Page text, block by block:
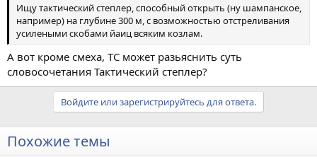
Ищу тактический степлер, способный открыть (ну шампанское,
например) на глубине 300 м, с возможностью отстреливания
усилеными скобами йаиц всяким козлам.
А вот кроме смеха, ТС может разьяснить суть
словосочетания Тактический степлер?
Войдите или зарегистрируйтесь для ответа.
Похожие темы